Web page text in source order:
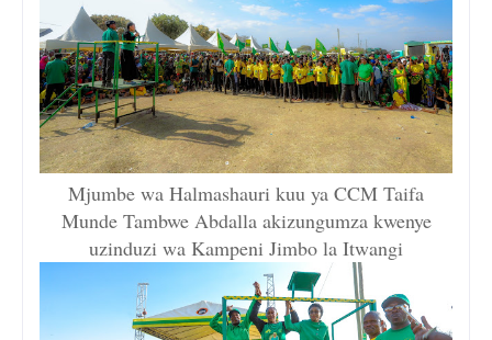
Mjumbe wa Halmashauri kuu ya CCM Taifa
Munde Tambwe Abdalla akizungumza kwenye
uzinduzi wa Kampeni Jimbo la Itwangi